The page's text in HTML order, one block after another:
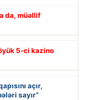
da, müəllif
5-ci kazino
açır,
sayır”